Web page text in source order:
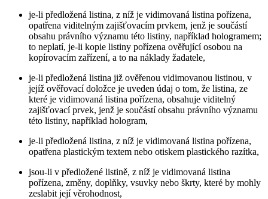
je-li předložená listina, z níž je vidimovaná listina pořízena,
opatřena viditelným zajišťovacím prvkem, jenž je součástí
obsahu právního významu této listiny, například hologramem;
to neplatí, je-li kopie listiny pořízena ověřující osobou na
kopírovacím zařízení, a to na náklady žadatele,
je-li předložená listina již ověřenou vidimovanou listinou, v
jejíž ověřovací doložce je uveden údaj o tom, že listina, ze
které je vidimovaná listina pořízena, obsahuje viditelný
zajišťovací prvek, jenž je součástí obsahu právního významu
této listiny, například hologram,
je-li předložená listina, z níž je vidimovaná listina pořízena,
opatřena plastickým textem nebo otiskem plastického razítka,
jsou-li v předložené listině, z níž je vidimovaná listina
pořízena, změny, doplňky, vsuvky nebo škrty, které by mohly
zeslabit její věrohodnost,